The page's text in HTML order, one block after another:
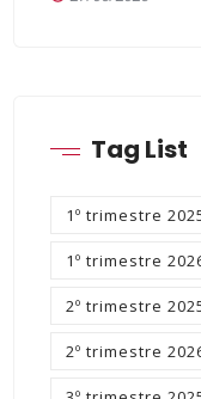
Tag List
1º trimestre
1º trimestre
2º trimestre
2º trimestre